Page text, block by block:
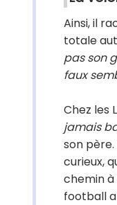
Ainsi, il
totale
pas son
faux
Chez les
jamais
son
curieux,
chemin
football